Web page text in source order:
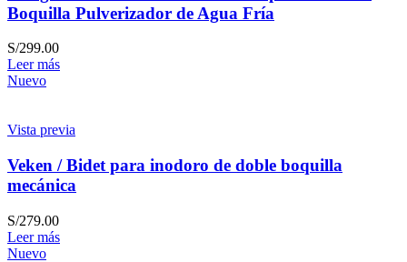
Boquilla Pulverizador de Agua Fría
S/299.00
Leer más
Nuevo
Vista previa
Veken / Bidet para inodoro de doble boquilla
mecánica
S/279.00
Leer más
Nuevo